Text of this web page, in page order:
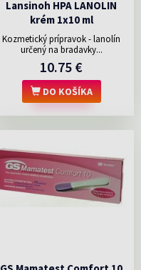
Lansinoh HPA LANOLIN
krém 1x10 ml
Kozmetický prípravok - lanolín
určený na bradavky...
10.75 €
DO KOŠÍKA